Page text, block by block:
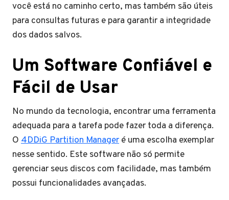
você está no caminho certo, mas também são úteis
para consultas futuras e para garantir a integridade
dos dados salvos.
Um Software Confiável e
Fácil de Usar
No mundo da tecnologia, encontrar uma ferramenta
adequada para a tarefa pode fazer toda a diferença.
O 4DDiG Partition Manager é uma escolha exemplar
nesse sentido. Este software não só permite
gerenciar seus discos com facilidade, mas também
possui funcionalidades avançadas.